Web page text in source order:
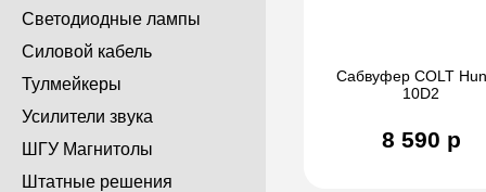
Светодиодные лампы
Силовой кабель
Тулмейкеры
Усилители звука
ШГУ Магнитолы
Штатные решения
Сабвуфер COLT
10D2
8 590 р